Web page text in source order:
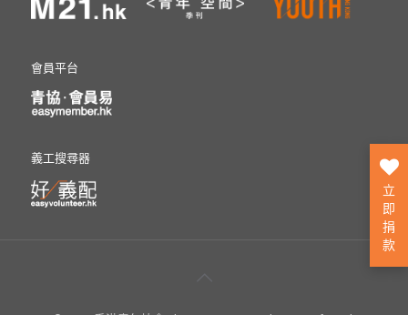
會員平台
義工搜尋器
立
即
捐
款